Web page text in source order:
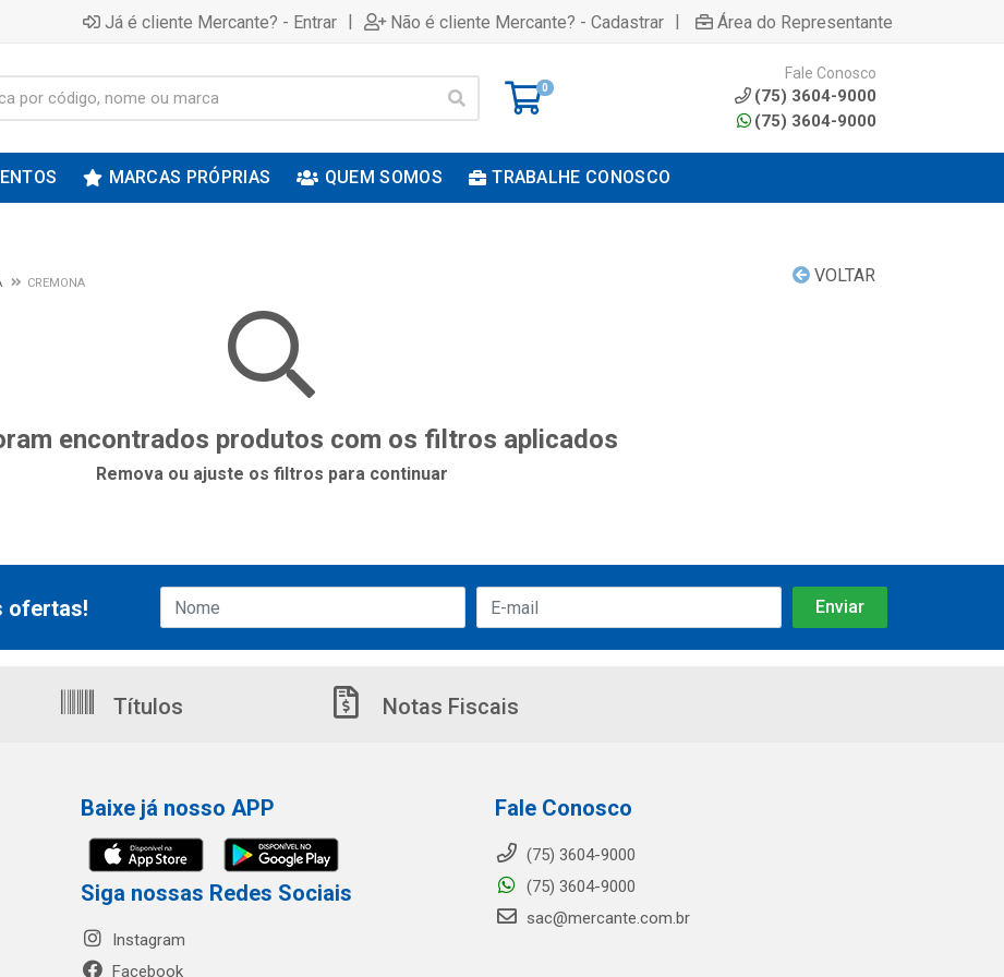
Já é cliente Mercante? - Entrar | Não é cliente Mercante? - Cadastrar | Área do Representante
0
Fale Conosco
(75) 3604-9000
(75) 3604-9000
MARCAS PRÓPRIAS QUEM SOMOS TRABALHE CONOSCO
VOLTAR
CREMONA
encontrados produtos com os filtros aplicados
Remova ou ajuste os filtros para continuar
ofertas!
Títulos Notas Fiscais
Baixe já nosso APP
Siga nossas Redes Sociais
Instagram
Facebook
Fale Conosco
(75) 3604-9000
(75) 3604-9000
sac@mercante.com.br